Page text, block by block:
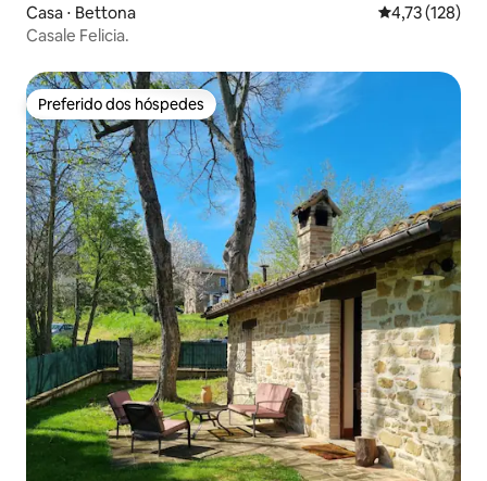
Casa ⋅ Bettona 4,73 de uma
4,73 (128)
Casale Felicia.
Preferido dos hóspedes
Preferido dos hóspedes